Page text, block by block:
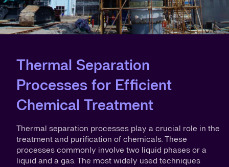
Thermal Separation
Processes for Efficient
Chemical Treatment
Thermal separation processes play a crucial role in the
treatment and purification of chemicals. These
processes commonly involve two liquid phases or a
liquid and a gas. The most widely used techniques